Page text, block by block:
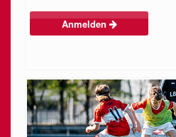
Anmelden